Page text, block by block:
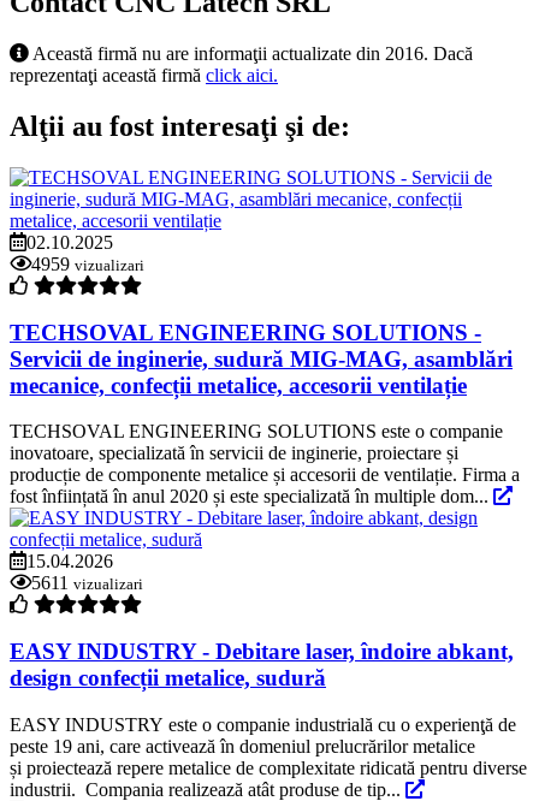
Această firmă nu are informaţii actualizate din 2016. Dacă
reprezentaţi această firmă click aici.
Alţii au fost interesaţi şi de:
02.10.2025
4959 vizualizari
TECHSOVAL ENGINEERING SOLUTIONS -
Servicii de inginerie, sudură MIG-MAG, asamblări
mecanice, confecții metalice, accesorii ventilație
TECHSOVAL ENGINEERING SOLUTIONS este o companie
inovatoare, specializată în servicii de inginerie, proiectare și
producție de componente metalice și accesorii de ventilație. Firma a
fost înființată în anul 2020 și este specializată în multiple dom...
15.04.2026
5611 vizualizari
EASY INDUSTRY - Debitare laser, îndoire abkant,
design confecții metalice, sudură
EASY INDUSTRY este o companie industrială cu o experienţă de
peste 19 ani, care activează în domeniul prelucrărilor metalice
și proiectează repere metalice de complexitate ridicată pentru diverse
industrii. Compania realizează atât produse de tip...